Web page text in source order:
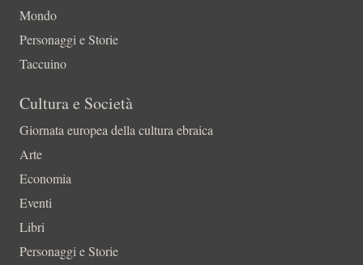
Mondo
Personaggi e Storie
Taccuino
Cultura e Società
Giornata europea della cultura ebraica
Arte
Economia
Eventi
Libri
Personaggi e Storie